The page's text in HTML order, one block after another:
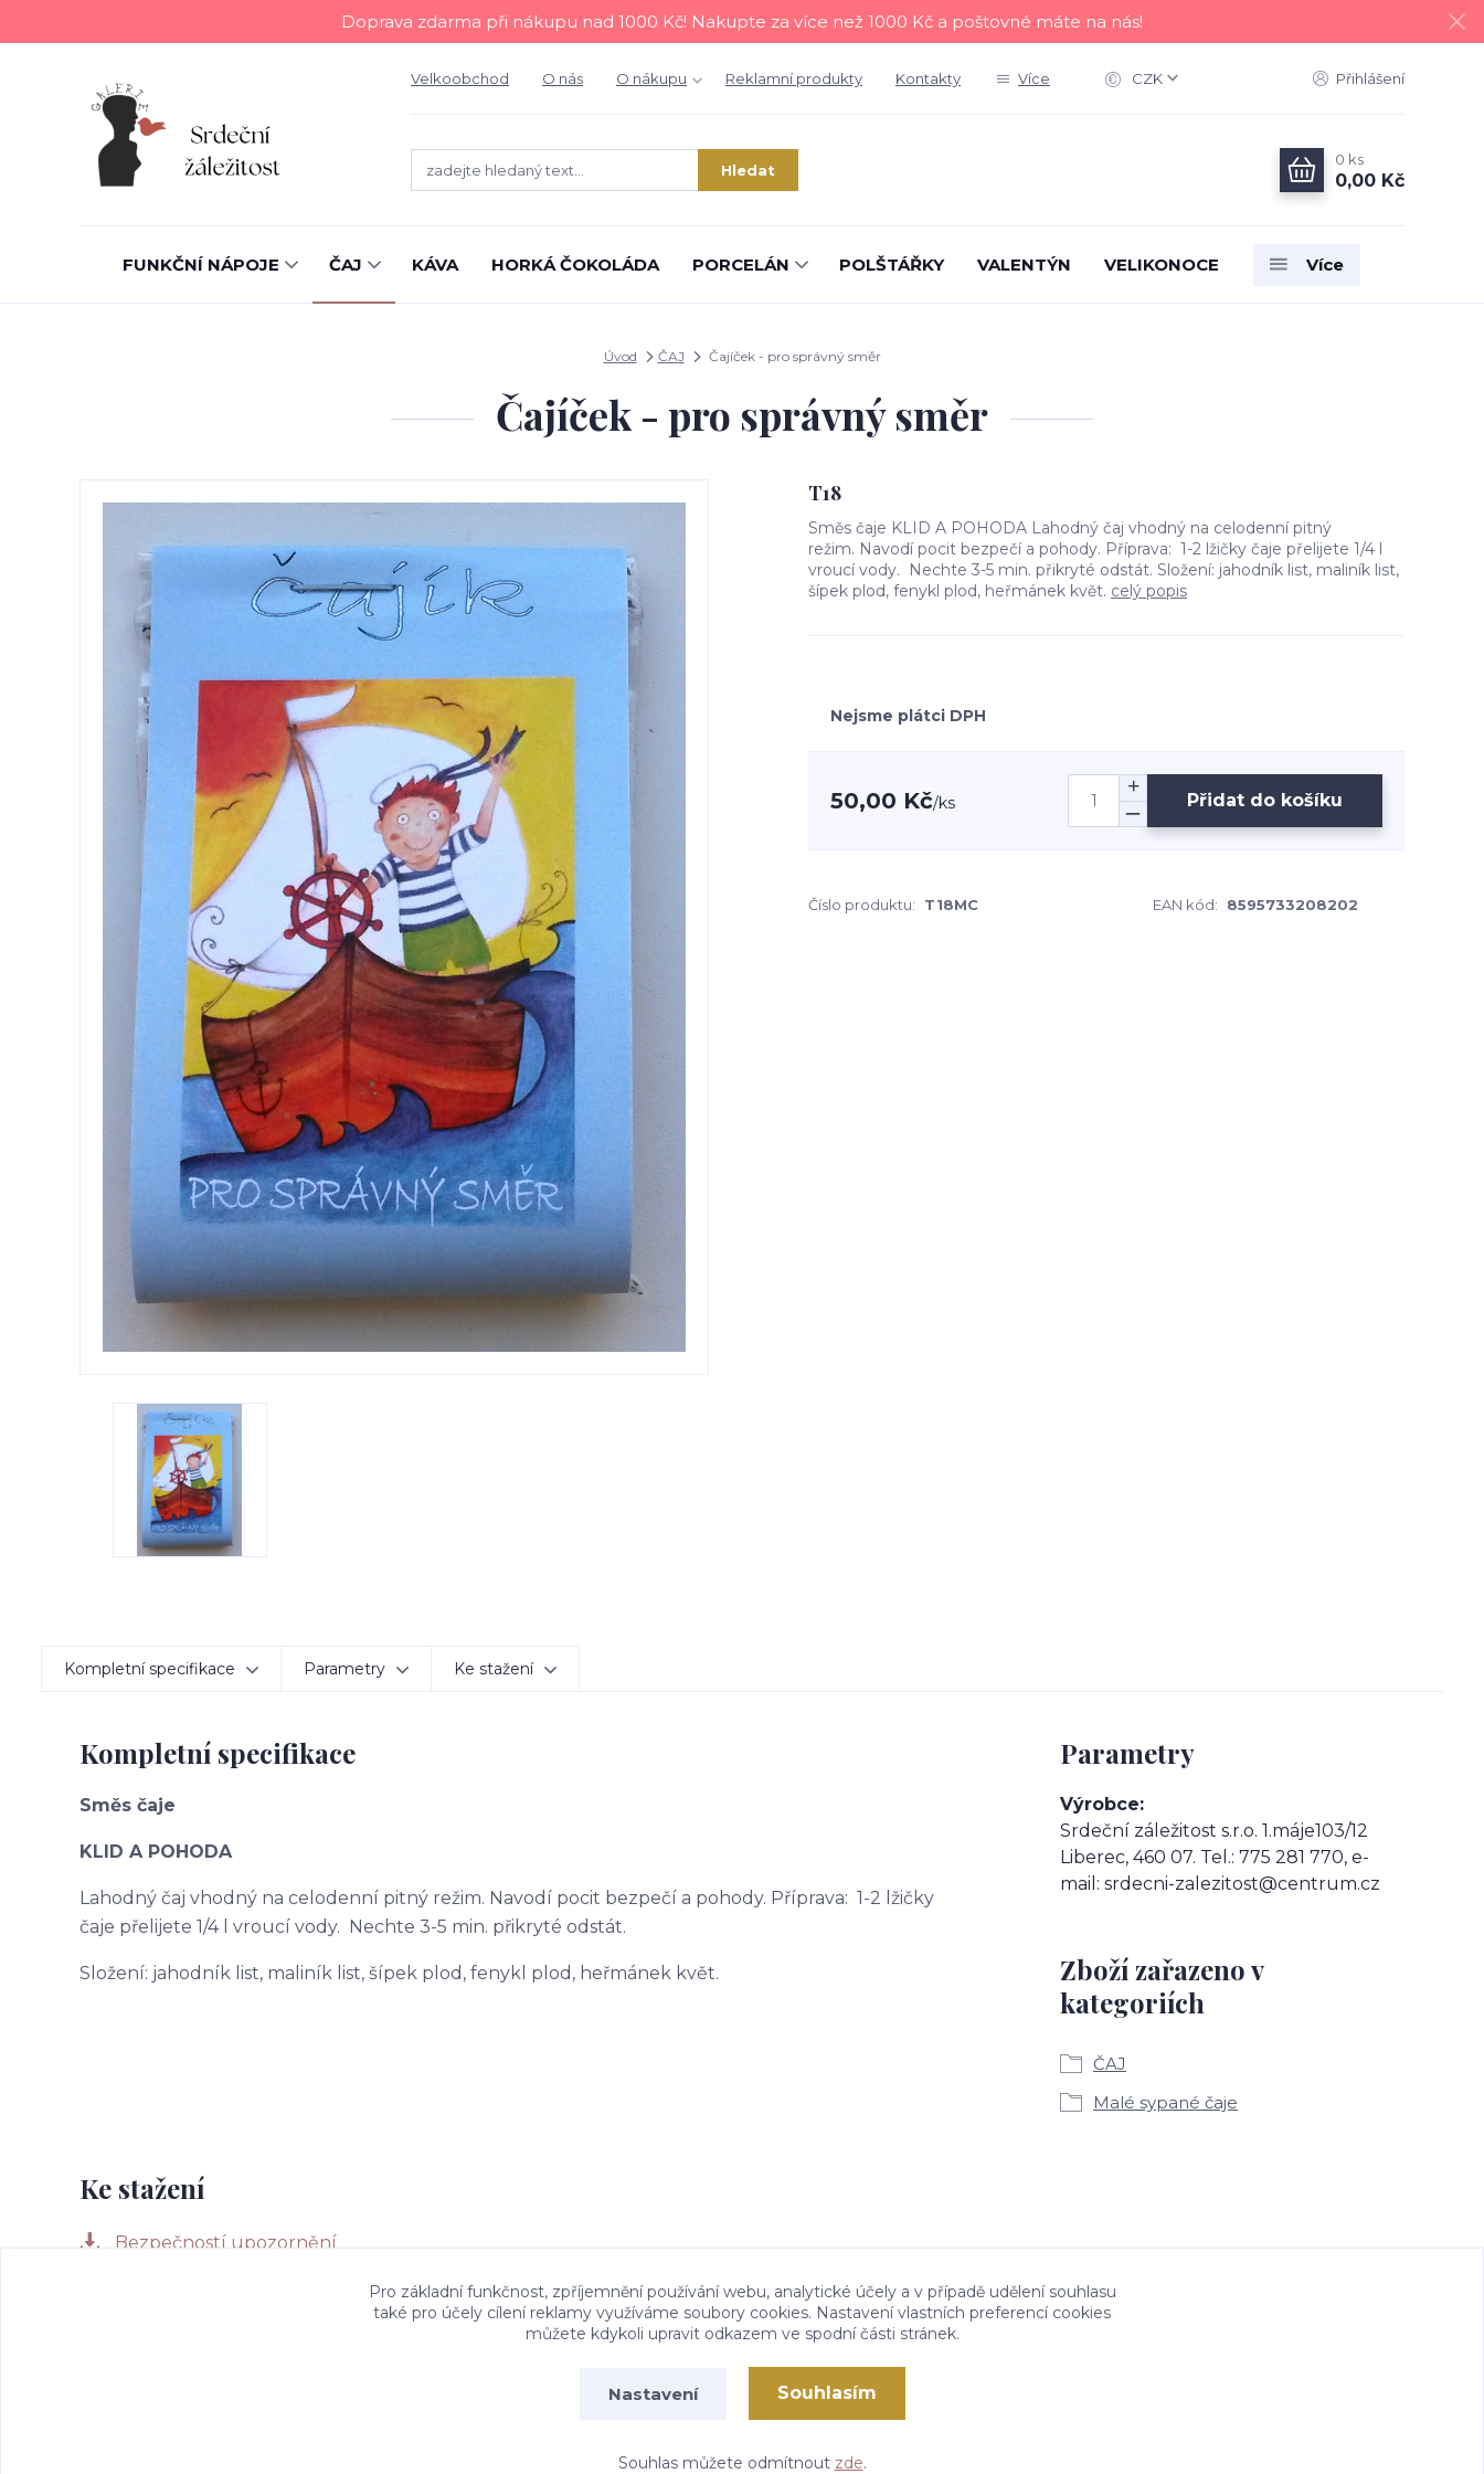
Doprava zdarma při nákupu nad 1000 Kč! Nakupte za více než 1000 Kč a poštovné máte na nás!
Velkoobchod O nás O nákupu Reklamní produkty Kontakty Více CZK Přihlášení
Hledat
0 ks
0,00 Kč
FUNKČNÍ NÁPOJE ČAJ KÁVA HORKÁ ČOKOLÁDA PORCELÁN POLŠTÁŘKY VALENTÝN VELIKONOCE Více
Úvod ČAJ Čajíček - pro správný směr
Čajíček - pro správný směr
T18
Směs čaje KLID A POHODA Lahodný čaj vhodný na celodenní pitný
režim. Navodí pocit bezpečí a pohody. Příprava: 1-2 lžičky čaje přelijete 1/4 l
vroucí vody. Nechte 3-5 min. přikryté odstát. Složení: jahodník list, maliník list,
šípek plod, fenykl plod, heřmánek květ. celý popis
Nejsme plátci DPH
50,00 Kč/ks Přidat do košíku
Číslo produktu: T18MC EAN kód: 8595733208202
Kompletní specifikace Parametry Ke stažení
Kompletní specifikace
Směs čaje
KLID A POHODA
Lahodný čaj vhodný na celodenní pitný režim. Navodí pocit bezpečí a pohody. Příprava: 1-2 lžičky
čaje přelijete 1/4 l vroucí vody. Nechte 3-5 min. přikryté odstát.
Složení: jahodník list, maliník list, šípek plod, fenykl plod, heřmánek květ.
Parametry
Výrobce
Srdeční záležitost s.r.o. 1.máje103/12
Liberec, 460 07. Tel.: 775 281 770, e-
mail: srdecni-zalezitost@centrum.cz
Zboží zařazeno v
kategoriích
ČAJ
Malé sypané čaje
Ke stažení
Bezpečností upozornění
Pro základní funkčnost, zpříjemnění používání webu, analytické účely a v případě udělení souhlasu
také pro účely cílení reklamy využíváme soubory cookies. Nastavení vlastních preferencí cookies
můžete kdykoli upravit odkazem ve spodní části stránek.
Nastavení Souhlasím
Souhlas můžete odmítnout zde.